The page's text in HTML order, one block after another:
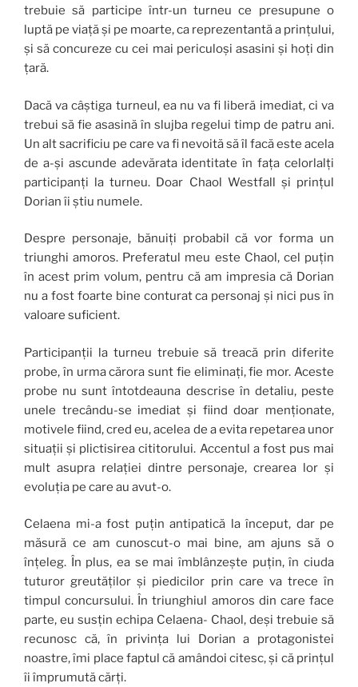
trebuie să participe într-un turneu ce presupune o
luptă pe viață și pe moarte, ca reprezentantă a prințului,
și să concureze cu cei mai periculoși asasini și hoți din
țară.
Dacă va câștiga turneul, ea nu va fi liberă imediat, ci va
trebui să fie asasină în slujba regelui timp de patru ani.
Un alt sacrificiu pe care va fi nevoită să îl facă este acela
de a-și ascunde adevărata identitate în fața celorlalți
participanți la turneu. Doar Chaol Westfall și prințul
Dorian îi știu numele.
Despre personaje, bănuiți probabil că vor forma un
triunghi amoros. Preferatul meu este Chaol, cel puțin
în acest prim volum, pentru că am impresia că Dorian
nu a fost foarte bine conturat ca personaj și nici pus în
valoare suficient.
Participanții la turneu trebuie să treacă prin diferite
probe, în urma cărora sunt fie eliminați, fie mor. Aceste
probe nu sunt întotdeauna descrise în detaliu, peste
unele trecându-se imediat și fiind doar menționate,
motivele fiind, cred eu, acelea de a evita repetarea unor
situații și plictisirea cititorului. Accentul a fost pus mai
mult asupra relației dintre personaje, crearea lor și
evoluția pe care au avut-o.
Celaena mi-a fost puțin antipatică la început, dar pe
măsură ce am cunoscut-o mai bine, am ajuns să o
înțeleg. În plus, ea se mai îmblânzește puțin, în ciuda
tuturor greutăților și piedicilor prin care va trece în
timpul concursului. În triunghiul amoros din care face
parte, eu susțin echipa Celaena- Chaol, deși trebuie să
recunosc că, în privința lui Dorian a protagonistei
noastre, îmi place faptul că amândoi citesc, și că prințul
îi împrumută cărți.